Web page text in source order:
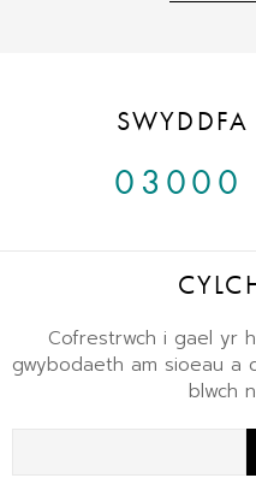
03000
Cofrestrwch i gael yr
gwybodaeth am sioeau a
blwch